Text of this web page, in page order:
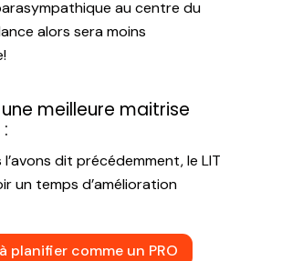
au centre du
alors sera moins
une meilleure maitrise
dit précédemment, le LIT
un temps d’amélioration
planifier comme un PRO